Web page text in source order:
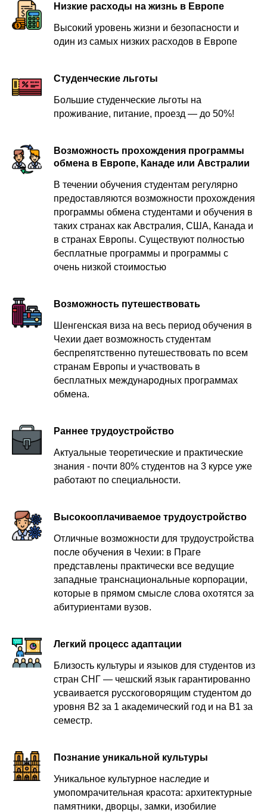
Низкие расходы на жизнь в Европе
Высокий уровень жизни и безопасности и
один из самых низких расходов в Европе
Студенческие льготы
Большие студенческие льготы на
проживание, питание, проезд — до 50%!
Возможность прохождения программы
обмена в Европе, Канаде или Австралии
В течении обучения студентам регулярно
предоставляются возможности прохождения
программы обмена студентами и обучения в
таких странах как Австралия, США, Канада и
в странах Европы. Существуют полностью
бесплатные программы и программы с
очень низкой стоимостью
Возможность путешествовать
Шенгенская виза на весь период обучения в
Чехии дает возможность студентам
беспрепятственно путешествовать по всем
странам Европы и участвовать в
бесплатных международных программах
обмена.
Раннее трудоустройство
Актуальные теоретические и практические
знания - почти 80% студентов на 3 курсе уже
работают по специальности.
Высокооплачиваемое трудоустройство
Отличные возможности для трудоустройства
после обучения в Чехии: в Праге
представлены практически все ведущие
западные транснациональные корпорации,
которые в прямом смысле слова охотятся за
абитуриентами вузов.
Легкий процесс адаптации
Близость культуры и языков для студентов из
стран СНГ — чешский язык гарантированно
усваивается русскоговорящим студентом до
уровня B2 за 1 академический год и на B1 за
семестр.
Познание уникальной культуры
Уникальное культурное наследие и
умопомрачительная красота: архитектурные
памятники, дворцы, замки, изобилие